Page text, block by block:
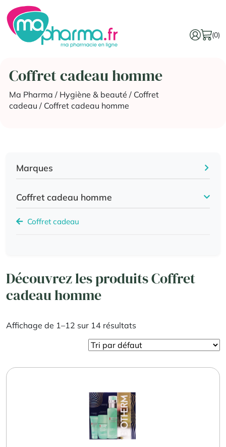
(0)
Coffret cadeau homme
Ma Pharma / Hygiène & beauté / Coffret
cadeau / Coffret cadeau homme
Marques
Coffret cadeau homme
Coffret cadeau
Découvrez les produits Coffret
cadeau homme
Affichage de 1–12 sur 14 résultats